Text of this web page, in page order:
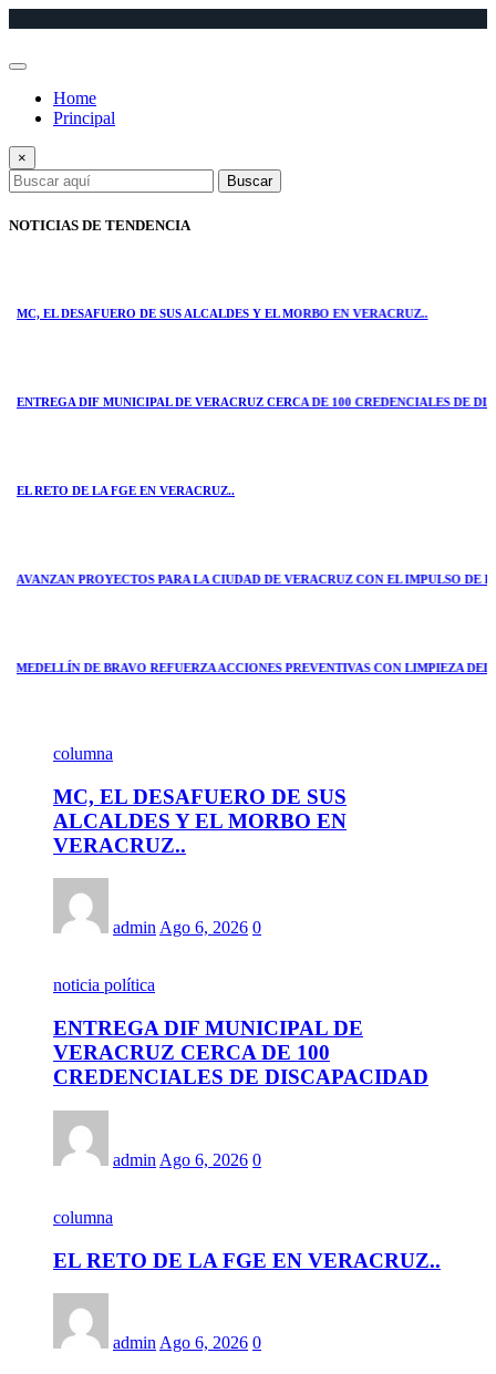
Home
Principal
×
Buscar
NOTICIAS DE TENDENCIA
EL DESAFUERO DE SUS ALCALDES Y EL MORBO EN VERACRUZ..
DIF MUNICIPAL DE VERACRUZ CERCA DE 100 CREDENCIALES DE
DE LA FGE EN VERACRUZ..
PROYECTOS PARA LA CIUDAD DE VERACRUZ CON EL IMPULSO DE
DE BRAVO REFUERZA ACCIONES PREVENTIVAS CON LIMPIEZA DEL
columna
MC, EL DESAFUERO DE SUS
ALCALDES Y EL MORBO EN
VERACRUZ..
admin Ago 6, 2026 0
noticia política
ENTREGA DIF MUNICIPAL DE
VERACRUZ CERCA DE 100
CREDENCIALES DE DISCAPACIDAD
admin Ago 6, 2026 0
columna
EL RETO DE LA FGE EN VERACRUZ..
admin Ago 6, 2026 0